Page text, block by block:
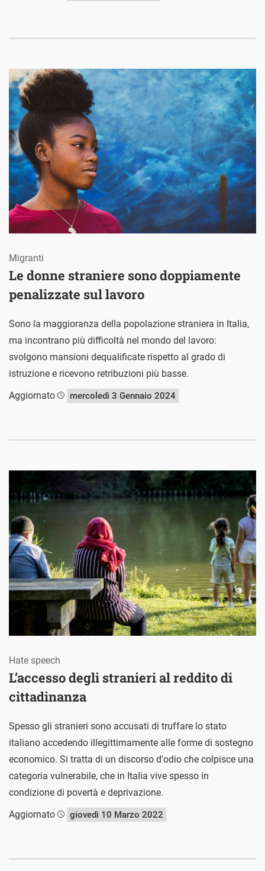
Le donne straniere sono doppiamente
penalizzate sul lavoro
Migranti
Sono la maggioranza della popolazione straniera in Italia,
ma incontrano più difficoltà nel mondo del lavoro:
svolgono mansioni dequalificate rispetto al grado di
istruzione e ricevono retribuzioni più basse.
Aggiornato
mercoledì 3 Gennaio 2024
L’accesso degli stranieri al reddito di
cittadinanza
Hate speech
Spesso gli stranieri sono accusati di truffare lo stato
italiano accedendo illegittimamente alle forme di sostegno
economico. Si tratta di un discorso d'odio che colpisce una
categoria vulnerabile, che in Italia vive spesso in
condizione di povertà e deprivazione.
Aggiornato
giovedì 10 Marzo 2022